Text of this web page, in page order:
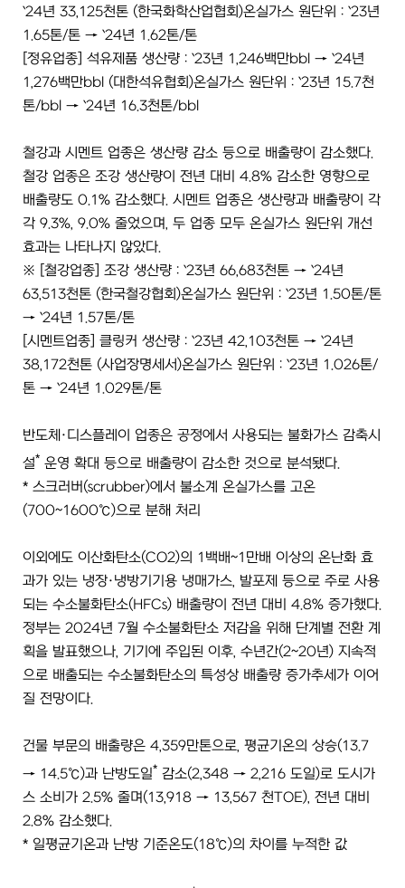
`24년 33,125천톤 (한국화학산업협회)온실가스 원단위 : `23년
1.65톤/톤 → `24년 1.62톤/톤
[정유업종] 석유제품 생산량 : `23년 1,246백만bbl → `24년
1,276백만bbl (대한석유협회)온실가스 원단위 : `23년 15.7천
톤/bbl → `24년 16.3천톤/bbl
철강과 시멘트 업종은 생산량 감소 등으로 배출량이 감소했다.
철강 업종은 조강 생산량이 전년 대비 4.8% 감소한 영향으로
배출량도 0.1% 감소했다. 시멘트 업종은 생산량과 배출량이 각
각 9.3%, 9.0% 줄었으며, 두 업종 모두 온실가스 원단위 개선
효과는 나타나지 않았다.
※ [철강업종] 조강 생산량 : `23년 66,683천톤 → `24년
63,513천톤 (한국철강협회)온실가스 원단위 : `23년 1.50톤/톤
→ `24년 1.57톤/톤
[시멘트업종] 클링커 생산량 : `23년 42,103천톤 → `24년
38,172천톤 (사업장명세서)온실가스 원단위 : `23년 1.026톤/
톤 → `24년 1.029톤/톤
반도체·디스플레이 업종은 공정에서 사용되는 불화가스 감축시
설* 운영 확대 등으로 배출량이 감소한 것으로 분석됐다.
* 스크러버(scrubber)에서 불소계 온실가스를 고온
(700~1600℃)으로 분해 처리
이외에도 이산화탄소(CO2)의 1백배~1만배 이상의 온난화 효
과가 있는 냉장·냉방기기용 냉매가스, 발포제 등으로 주로 사용
되는 수소불화탄소(HFCs) 배출량이 전년 대비 4.8% 증가했다.
정부는 2024년 7월 수소불화탄소 저감을 위해 단계별 전환 계
획을 발표했으나, 기기에 주입된 이후, 수년간(2~20년) 지속적
으로 배출되는 수소불화탄소의 특성상 배출량 증가추세가 이어
질 전망이다.
건물 부문의 배출량은 4,359만톤으로, 평균기온의 상승(13.7
→ 14.5℃)과 난방도일* 감소(2,348 → 2,216 도일)로 도시가
스 소비가 2.5% 줄며(13,918 → 13,567 천TOE), 전년 대비
2.8% 감소했다.
* 일평균기온과 난방 기준온도(18℃)의 차이를 누적한 값